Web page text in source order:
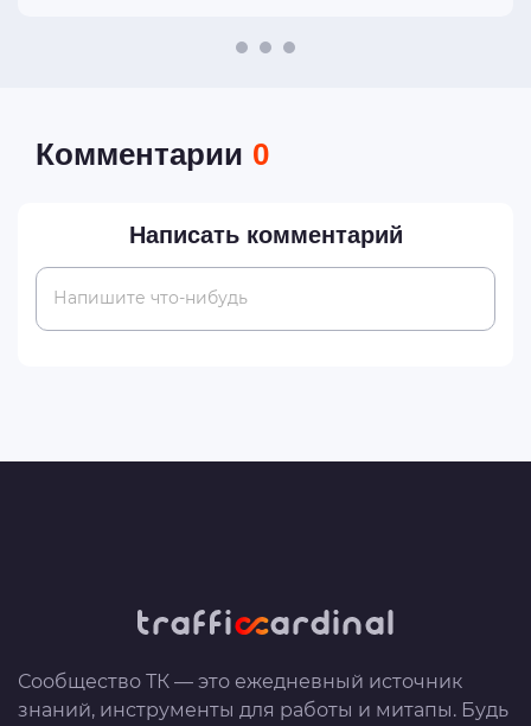
Комментарии 0
Написать комментарий
Напишите что-нибудь
Сообщество ТК — это ежедневный источник
знаний, инструменты для работы и митапы. Будь